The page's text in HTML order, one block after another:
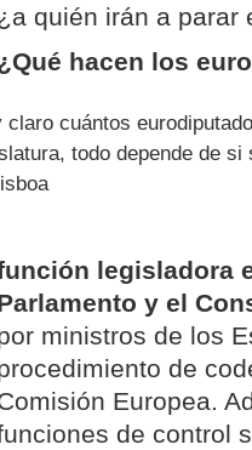
quién irán a parar
hacen los
claro cuántos
todo depende de si
legisladora
y el
ministros de los
de
Europea.
de control